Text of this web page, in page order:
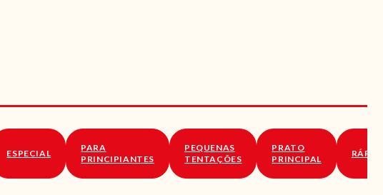
ESPECIAL
PARA
PRINCIPIANTES
PEQUENAS
TENTAÇÕES
PRATO
PRINCIPAL